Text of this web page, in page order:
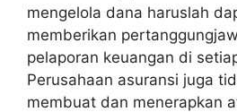
mengelola dana haruslah
memberikan
pelaporan keuangan di
Perusahaan asuransi juga
membuat dan menerapkan